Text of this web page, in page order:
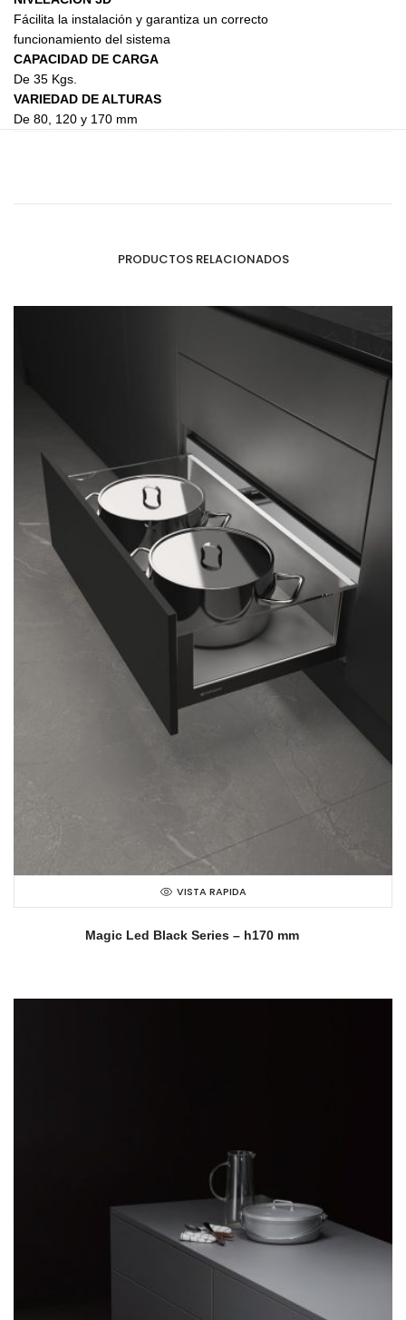
Fácilita la instalación y garantiza un correcto
funcionamiento del sistema
CAPACIDAD DE CARGA
De 35 Kgs.
VARIEDAD DE ALTURAS
De 80, 120 y 170 mm
PRODUCTOS RELACIONADOS
VISTA RAPIDA
Magic Led Black Series – h170 mm